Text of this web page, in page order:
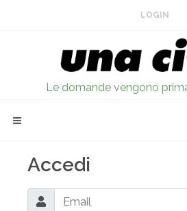
LOGIN
Le domande vengono
Accedi